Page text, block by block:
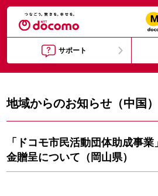
サポート
地域からのお知らせ（中国）
「ドコモ市民活動団体助成事
金贈呈について（岡山県）